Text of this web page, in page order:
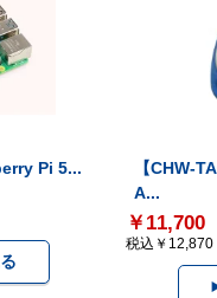
Pi 5...
【CHW-
A...
￥11,700
税込￥12,870